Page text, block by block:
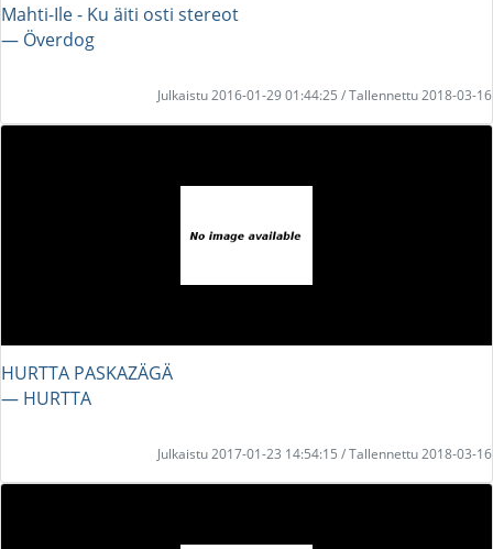
Mahti-Ile - Ku äiti osti stereot
― Överdog
Julkaistu 2016-01-29 01:44:25 / Tallennettu 2018-03-16
HURTTA PASKAZÄGÄ
― HURTTA
Julkaistu 2017-01-23 14:54:15 / Tallennettu 2018-03-16